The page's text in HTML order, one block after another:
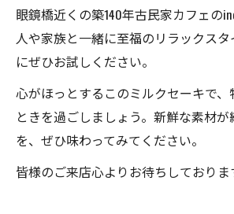
眼鏡橋近くの築140年古民家カフェの
人や家族と一緒に至福のリラックス
にぜひお試しください。
心がほっとするこのミルクセーキで、
ときを過ごしましょう。新鮮な素材
を、ぜひ味わってみてください。
皆様のご来店心よりお待ちしておりま